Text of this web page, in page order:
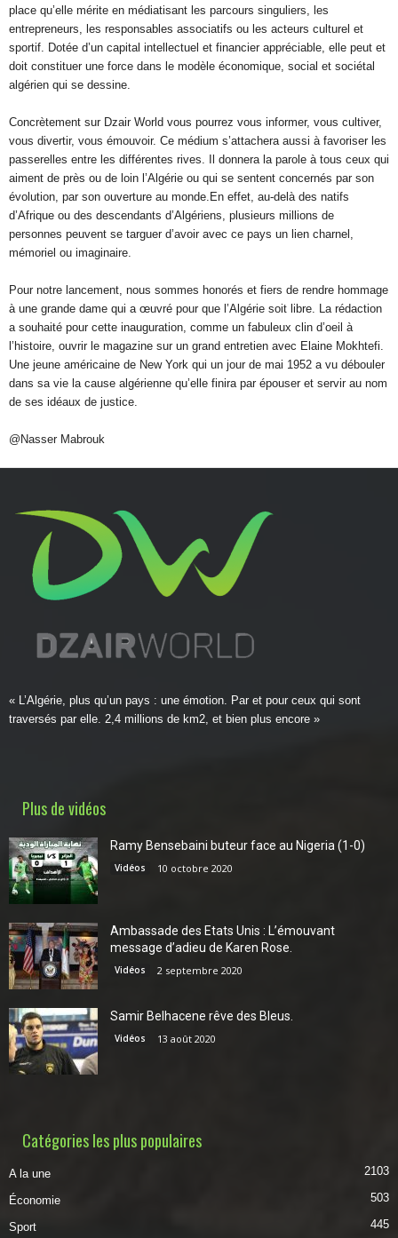
place qu’elle mérite en médiatisant les parcours singuliers, les
entrepreneurs, les responsables associatifs ou les acteurs culturel et
sportif. Dotée d’un capital intellectuel et financier appréciable, elle peut et
doit constituer une force dans le modèle économique, social et sociétal
algérien qui se dessine.
Concrètement sur Dzair World vous pourrez vous informer, vous cultiver,
vous divertir, vous émouvoir. Ce médium s’attachera aussi à favoriser les
passerelles entre les différentes rives. Il donnera la parole à tous ceux qui
aiment de près ou de loin l’Algérie ou qui se sentent concernés par son
évolution, par son ouverture au monde.En effet, au-delà des natifs
d’Afrique ou des descendants d’Algériens, plusieurs millions de
personnes peuvent se targuer d’avoir avec ce pays un lien charnel,
mémoriel ou imaginaire.
Pour notre lancement, nous sommes honorés et fiers de rendre hommage
à une grande dame qui a œuvré pour que l’Algérie soit libre. La rédaction
a souhaité pour cette inauguration, comme un fabuleux clin d’oeil à
l’histoire, ouvrir le magazine sur un grand entretien avec Elaine Mokhtefi.
Une jeune américaine de New York qui un jour de mai 1952 a vu débouler
dans sa vie la cause algérienne qu’elle finira par épouser et servir au nom
de ses idéaux de justice.
@Nasser Mabrouk
« L’Algérie, plus qu’un pays : une émotion. Par et pour ceux qui sont
traversés par elle. 2,4 millions de km2, et bien plus encore »
Plus de vidéos
Ramy Bensebaini buteur face au Nigeria (1-0)
Vidéos 10 octobre 2020
Ambassade des Etats Unis : L’émouvant
message d’adieu de Karen Rose.
Vidéos 2 septembre 2020
Samir Belhacene rêve des Bleus.
Vidéos 13 août 2020
Catégories les plus populaires
A la une 2103
Économie 503
Sport 445